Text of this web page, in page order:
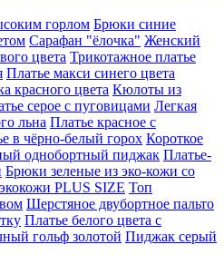
горлом Брюки синие
Сарафан "ёлочка" Женский
цвета Трикотажное платье
Платье макси синего цвета
красного цвета Кюлоты из
серое с пуговицами Легкая
льна Платье красное с
в чёрно-белый горох Короткое
однобортный пиджак Платье-
Брюки зеленые из эко-кожи со
PLUS SIZE Топ
Шерстяное двубортное пальто
Платье белого цвета с
гольф золотой Пиджак серый